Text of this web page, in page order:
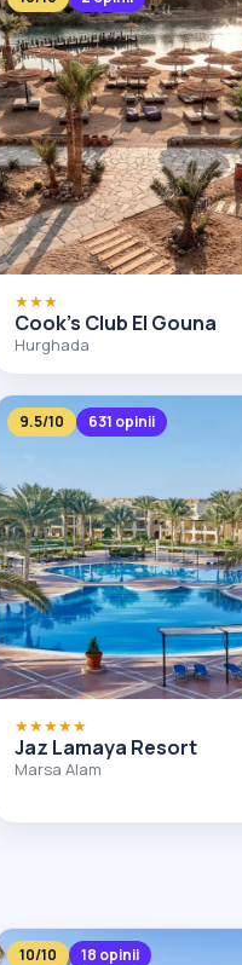
★★★
Cook's Club El Gouna
Hurghada
9.5/10 631 opinii
★★★★★
Jaz Lamaya Resort
Marsa Alam
10/10 18 opinii